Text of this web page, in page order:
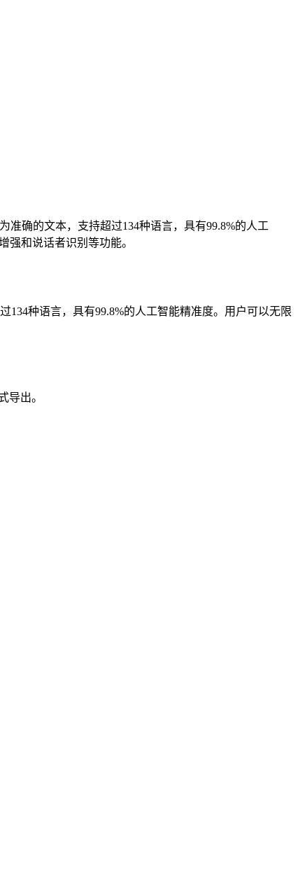
准确的文本，支持超过134种语言，具有99.8%的人工
强和说话者识别等功能。
134种语言，具有99.8%的人工智能精准度。用户可以无限
导出。